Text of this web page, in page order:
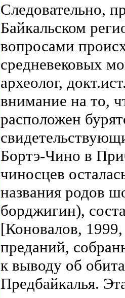
Следовательно,
Байкальском
вопросами
средневековых
археолог,
внимание на то,
расположен
Бортэ-Чино в
чиносцев
названия родов
борджигин),
[Коновалов,
преданий,
к выводу об
Предбайкалья.